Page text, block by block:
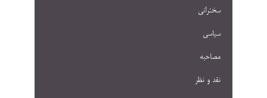
سخنرانی
سیاسی
مصاحبه
نقد و نظر